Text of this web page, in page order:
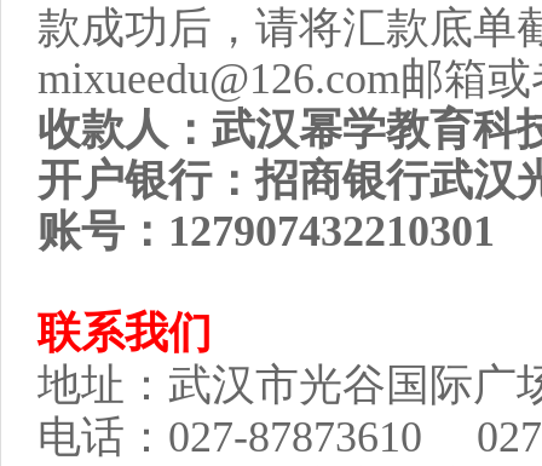
款成功后，请将汇款底单
mixueedu@126.com邮箱
收款人：武汉幂学教育科
开户银行：招商银行武汉
账号：127907432210301
联系我们
地址：武汉市光谷国际广
电话：027-87873610